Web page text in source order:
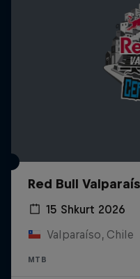
Red Bull
15 Shkurt 2026
Valparaíso, Chile
MTB